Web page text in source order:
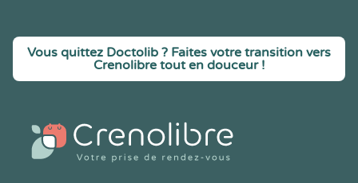
Vous quittez Doctolib ? Faites votre transition vers
Crenolibre tout en douceur !